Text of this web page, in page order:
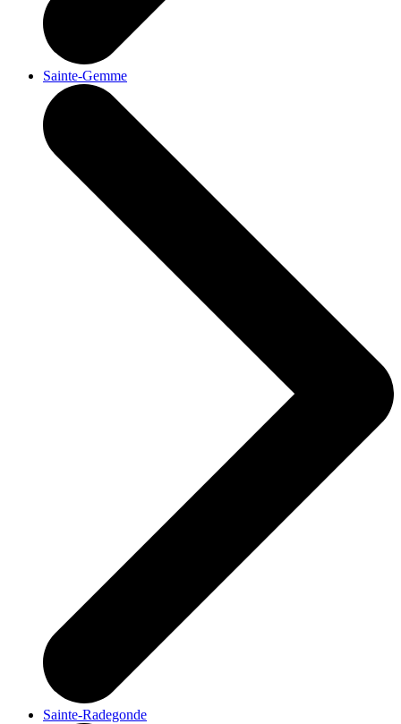
Sainte-Gemme
Sainte-Radegonde